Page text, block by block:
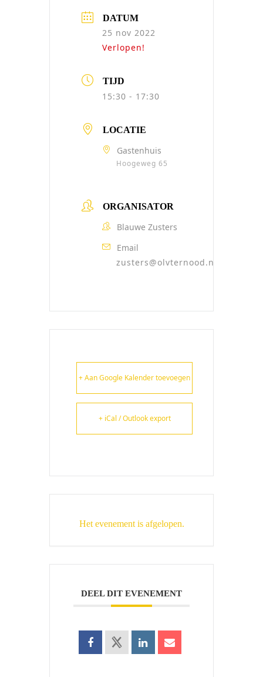
DATUM
25 nov 2022
Verlopen!
TIJD
15:30 - 17:30
LOCATIE
Gastenhuis
Hoogeweg 65
ORGANISATOR
Blauwe Zusters
Email
zusters@olvternood.nl
+ Aan Google Kalender toevoegen
+ iCal / Outlook export
Het evenement is afgelopen.
DEEL DIT EVENEMENT